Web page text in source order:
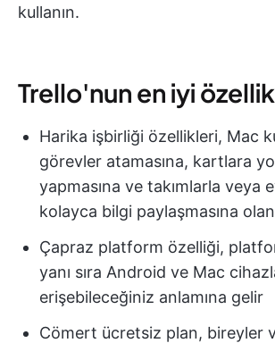
kullanın.
Trello'nun en iyi
Harika işbirliği özellikleri, Mac
görevler atamasına, kartlara
yapmasına ve takımlarla veya
kolayca bilgi paylaşmasına
Çapraz platform özelliği,
yanı sıra Android ve Mac
erişebileceğiniz anlamına gelir
Cömert ücretsiz plan, bireyler